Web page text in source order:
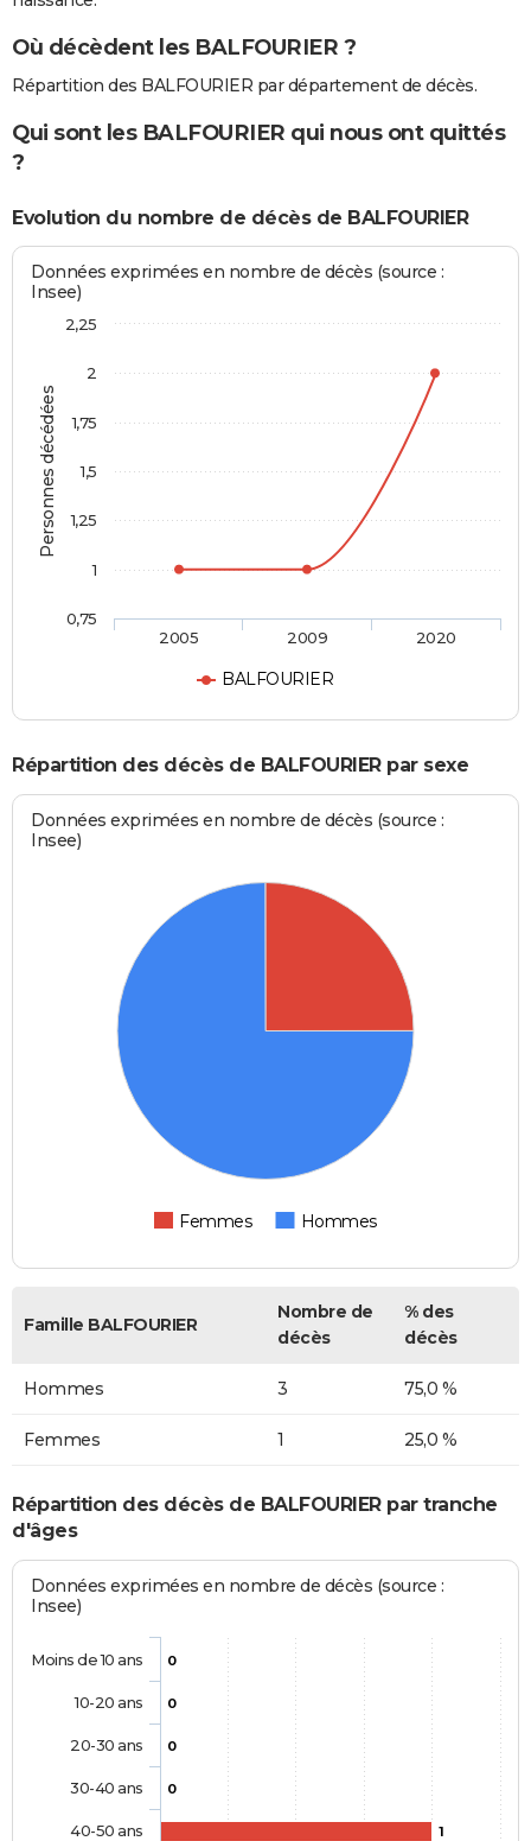
Où décèdent les BALFOURIER ?
Répartition des BALFOURIER par département de décès.
Qui sont les BALFOURIER qui nous ont quittés
?
Evolution du nombre de décès de BALFOURIER
Personnes décédées
Données exprimées en nombre de décès (source :
Insee)
BALFOURIER
2005 2009 2020
0,75
1
1,25
1,5
1,75
2
2,25
Répartition des décès de BALFOURIER par sexe
Données exprimées en nombre de décès (source :
Insee)
Femmes Hommes
Famille BALFOURIER
Nombre de
décès
% des
décès
Hommes 3 75,0 %
Femmes 1 25,0 %
Répartition des décès de BALFOURIER par tranche
d'âges
Données exprimées en nombre de décès (source :
Insee)
0
0
0
0
1
Moins de 10 ans
10-20 ans
20-30 ans
30-40 ans
40-50 ans